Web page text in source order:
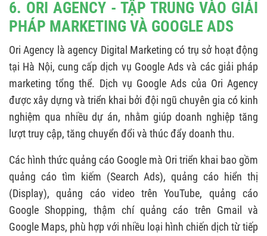
6. ORI AGENCY - TẬP TRUNG VÀO GIẢI
PHÁP MARKETING VÀ GOOGLE ADS
Ori Agency là agency Digital Marketing có trụ sở hoạt động
tại Hà Nội, cung cấp dịch vụ Google Ads và các giải pháp
marketing tổng thể. Dịch vụ Google Ads của Ori Agency
được xây dựng và triển khai bởi đội ngũ chuyên gia có kinh
nghiệm qua nhiều dự án, nhằm giúp doanh nghiệp tăng
lượt truy cập, tăng chuyển đổi và thúc đẩy doanh thu.
Các hình thức quảng cáo Google mà Ori triển khai bao gồm
quảng cáo tìm kiếm (Search Ads), quảng cáo hiển thị
(Display), quảng cáo video trên YouTube, quảng cáo
Google Shopping, thậm chí quảng cáo trên Gmail và
Google Maps, phù hợp với nhiều loại hình chiến dịch từ tiếp